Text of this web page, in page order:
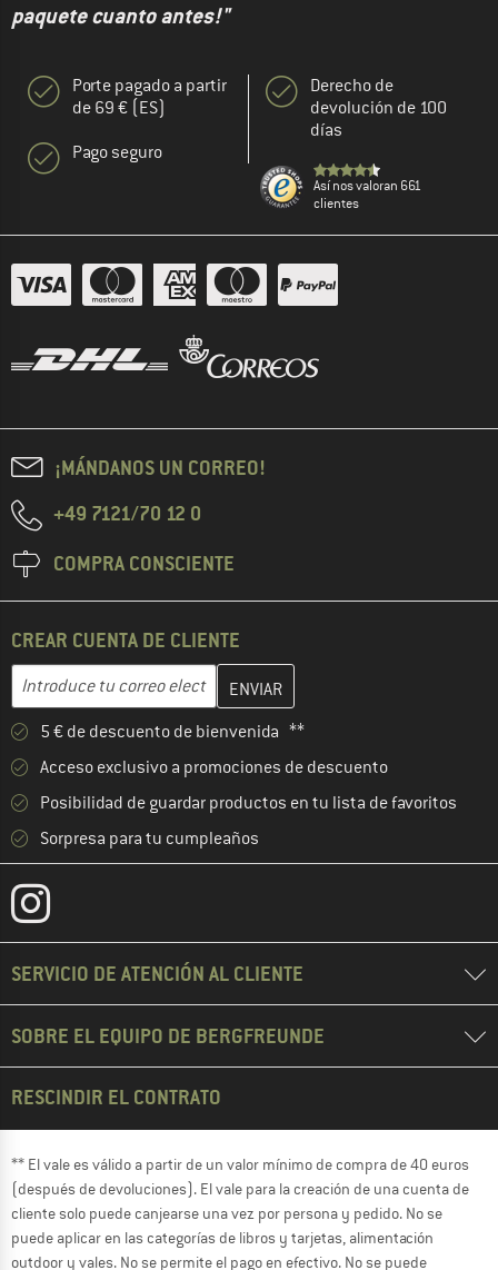
paquete cuanto antes!"
Porte pagado a partir
de 69 € (ES)
Pago seguro
Derecho de
devolución de 100
días
Así nos valoran 661
clientes
¡MÁNDANOS UN CORREO!
+49 7121/70 12 0
COMPRA CONSCIENTE
CREAR CUENTA DE CLIENTE
Dirección de correo electrónico
Introduce aquí tu dirección de correo electrónico y crea tu
5 € de descuento de bienvenida **
Acceso exclusivo a promociones de descuento
Posibilidad de guardar productos en tu lista de favoritos
Sorpresa para tu cumpleaños
SERVICIO DE ATENCIÓN AL CLIENTE
SOBRE EL EQUIPO DE BERGFREUNDE
RESCINDIR EL CONTRATO
** El vale es válido a partir de un valor mínimo de compra de 40 euros
(después de devoluciones). El vale para la creación de una cuenta de
cliente solo puede canjearse una vez por persona y pedido. No se
puede aplicar en las categorías de libros y tarjetas, alimentación
outdoor y vales. No se permite el pago en efectivo. No se puede